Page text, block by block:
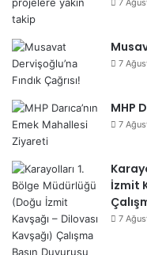
7
MHP
7
İzmit
7